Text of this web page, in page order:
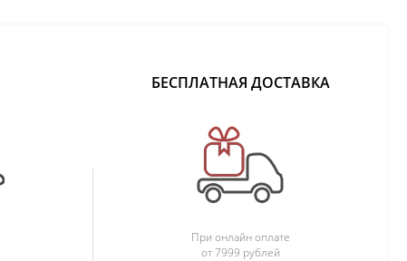
БЕСПЛАТНАЯ ДОСТАВКА
При онлайн оплате
от 7999 рублей